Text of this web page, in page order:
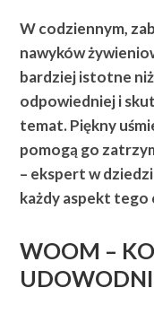
W codziennym,
nawyków
bardziej istotne niż
odpowiedniej i
temat. Piękny
pomogą go
– ekspert w
każdy aspekt tego
WOOM –